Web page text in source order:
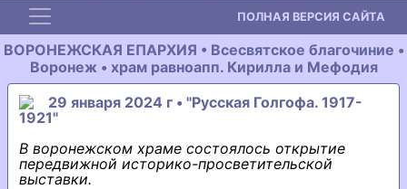
Toggle navigation ПОЛНАЯ ВЕРСИЯ САЙТА
ВОРОНЕЖСКАЯ ЕПАРХИЯ • Всесвятское благочиние •
Воронеж • храм равноапп. Кирилла и Мефодия
29 января 2024 г • "Русская Голгофа. 1917-
1921"
В воронежском храме состоялось открытие
передвижной историко-просветительской
выставки.